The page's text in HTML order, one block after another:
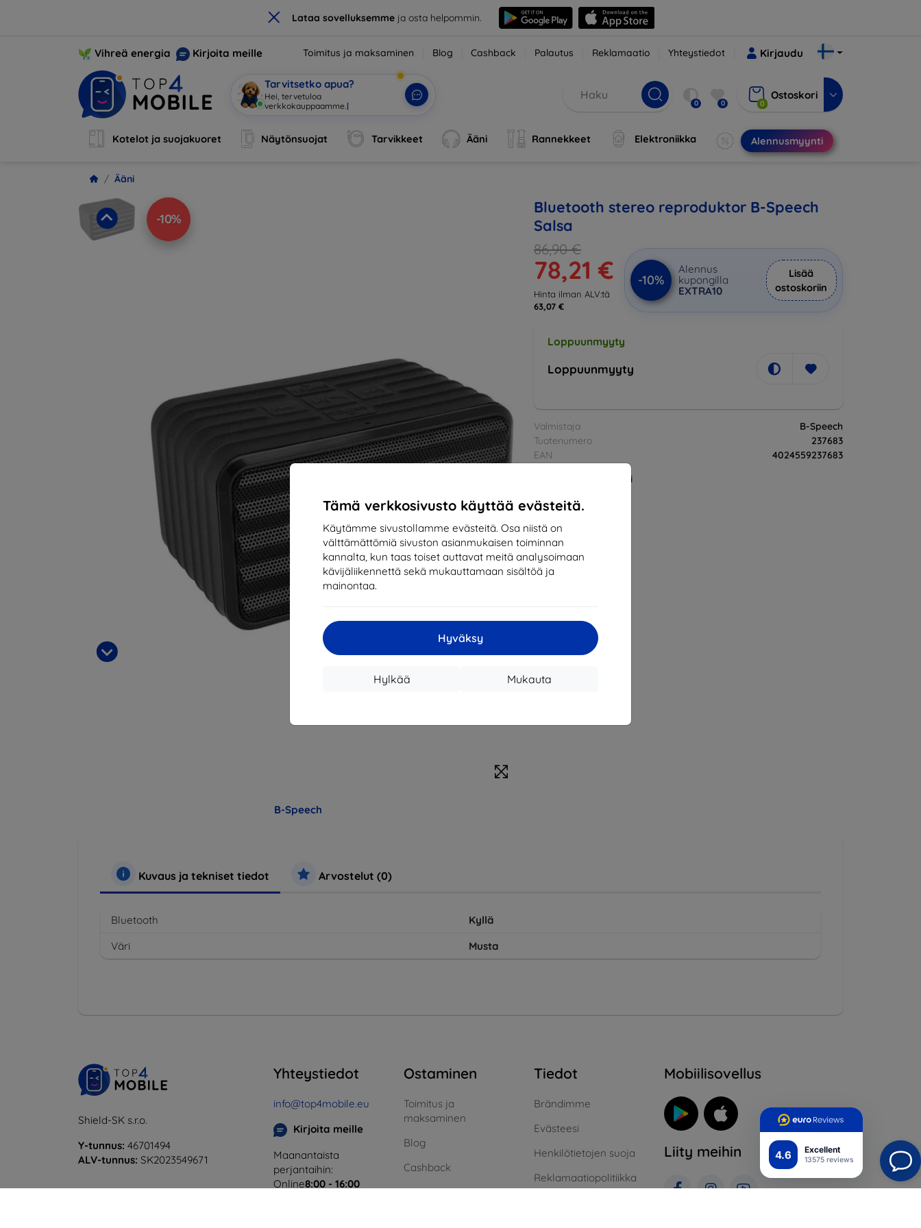
× Lataa sovelluksemmeja osta helpommin.
4.6 Excellent
13575 reviews
Tämä verkkosivusto käyttää evästeitä.
Käytämme sivustollamme evästeitä. Osa niistä on
välttämättömiä sivuston asianmukaisen toiminnan
kannalta, kun taas toiset auttavat meitä analysoimaan
kävijäliikennettä sekä mukauttamaan sisältöä ja
mainontaa.
Hyväksy
Mukauta
Hylkää
Vihreä energia Kirjoita meille Toimitus ja maksaminen Blog Cashback Palautus Reklamaatio Yhteystiedot Kirjaudu
Tarvitsetko apua?
Hei, tervetuloa
verkkokauppaamme. | 0 0 0
Ostoskori
Kotelot ja suojakuoret Näytönsuojat Tarvikkeet Ääni Rannekkeet Elektroniikka Alennusmyynti
Ääni
-10%
B-Speech
Bluetooth stereo reproduktor B-Speech
Salsa
86,90 €
78,21 €
Hinta ilman ALV:tä
63,07 €
-10%
Alennus
kupongilla
EXTRA10
Lisää
ostoskoriin
Loppuunmyyty
Loppuunmyyty
Valmistaja
B-Speech
Tuotenumero
237683
EAN
4024559237683
Ääni
Kuvaus ja tekniset tiedot Arvostelut (0)
Bluetooth
Kyllä
Väri
Musta
Shield-SK s.r.o.
Y-tunnus: 46701494
ALV-tunnus: SK2023549671
Yhteystiedot
info@top4mobile.eu
Kirjoita meille
Maanantaista
perjantaihin:
Online8:00 - 16:00
Ostaminen
Toimitus ja
maksaminen
Blog
Cashback
Palautus
Tiedot
Brändimme
Evästeesi
Henkilötietojen suoja
Reklamaatiopolitiikka
Mobiilisovellus
Liity meihin